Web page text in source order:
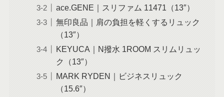
ace.GENE｜スリファム 11471（13″）
無印良品｜肩の負担を軽くするリュック
（13″）
KEYUCA｜N撥水 1ROOM スリムリュッ
ク（13″）
MARK RYDEN｜ビジネスリュック
（15.6″）